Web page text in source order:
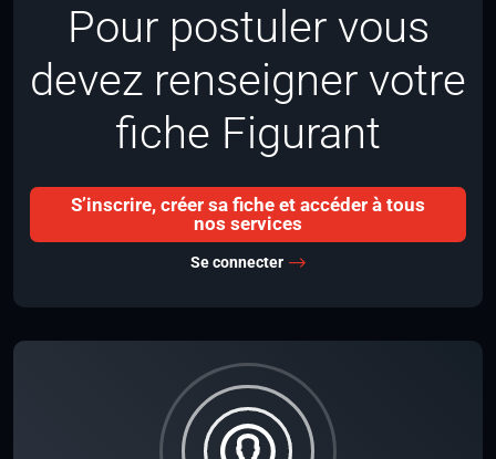
Pour postuler vous
devez renseigner votre
fiche Figurant
S’inscrire, créer sa fiche et accéder à tous
nos services
Se connecter